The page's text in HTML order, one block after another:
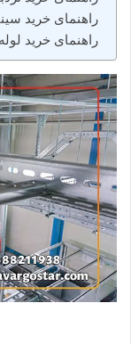
راهنمای خرید
راهنمای خرید